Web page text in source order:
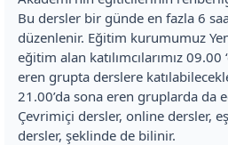
Bu dersler bir günde en fazla 6
düzenlenir. Eğitim kurumumuz
eğitim alan katılımcılarımız 09.00
eren grupta derslere
21.00’da sona eren gruplarda da
Çevrimiçi dersler, online dersler,
dersler, şeklinde de bilinir.